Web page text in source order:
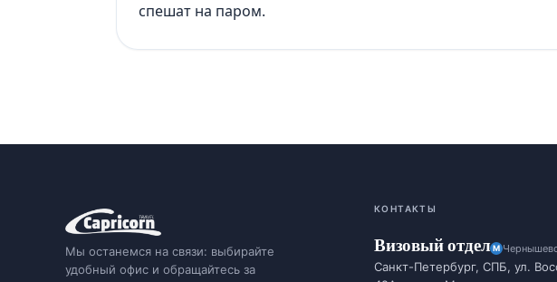
спешат на паром.
Мы останемся на связи: выбирайте
удобный офис и обращайтесь за
КОНТАКТЫ
Визовый отдел
Санкт-Петербург, СПБ, ул.